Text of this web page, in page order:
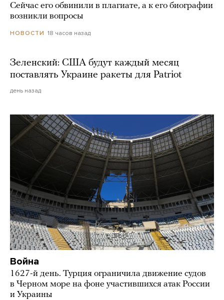
Сейчас его обвинили в плагиате, а к его биографии
возникли вопросы
НОВОСТИ 18 часов назад
Зеленский: США будут каждый месяц
поставлять Украине ракеты для Patriot
день назад
Война
1627-й день. Турция ограничила движение судов
в Черном море на фоне участившихся атак России
и Украины